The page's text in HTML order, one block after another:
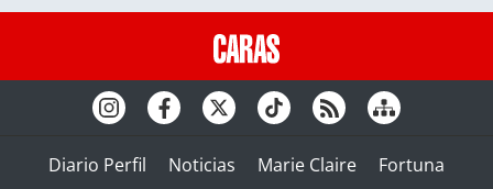
Diario Perfil Noticias Marie Claire
Fortuna